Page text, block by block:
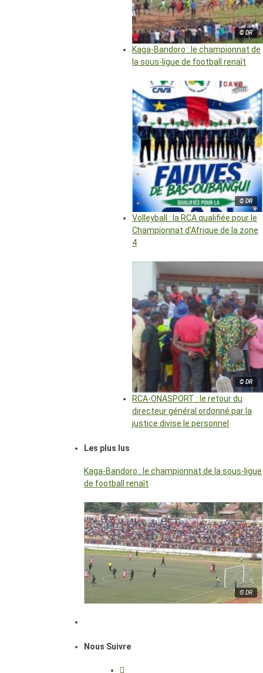
© DR
Kaga-Bandoro : le championnat de
la sous-ligue de football renaît
© DR
Volleyball : la RCA qualifiée pour le
Championnat d’Afrique de la zone
4
© DR
RCA-ONASPORT : le retour du
directeur général ordonné par la
justice divise le personnel
Les plus lus
Kaga-Bandoro : le championnat de la sous-ligue
de football renaît
© DR
Nous Suivre